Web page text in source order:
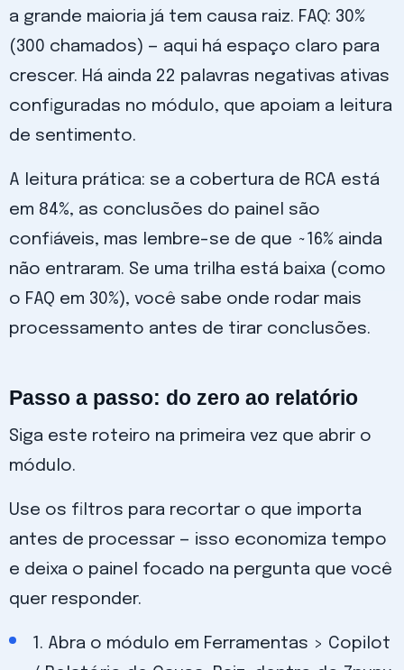
a grande maioria já tem causa raiz. FAQ: 30%
(300 chamados) — aqui há espaço claro para
crescer. Há ainda 22 palavras negativas ativas
configuradas no módulo, que apoiam a leitura
de sentimento.
A leitura prática: se a cobertura de RCA está
em 84%, as conclusões do painel são
confiáveis, mas lembre-se de que ~16% ainda
não entraram. Se uma trilha está baixa (como
o FAQ em 30%), você sabe onde rodar mais
processamento antes de tirar conclusões.
Passo a passo: do zero ao relatório
Siga este roteiro na primeira vez que abrir o
módulo.
Use os filtros para recortar o que importa
antes de processar — isso economiza tempo
e deixa o painel focado na pergunta que você
quer responder.
1. Abra o módulo em Ferramentas > Copilot